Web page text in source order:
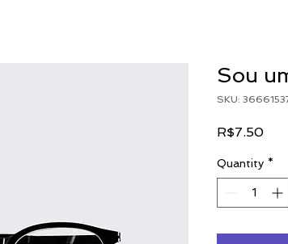
Sou
SKU:
R$7.50Price
Quantity *